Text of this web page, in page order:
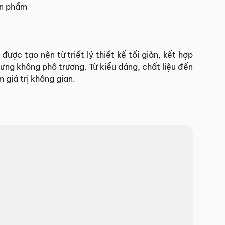
phẩm
tạo nên từ triết lý thiết kế tối giản, kết hợp
không phô trương. Từ kiểu dáng, chất liệu đến
giá trị không gian.
Minh.
báo phí giao hàng cụ thể.